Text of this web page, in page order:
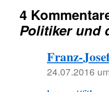
4
Politiker und
Franz-
24.07.2016